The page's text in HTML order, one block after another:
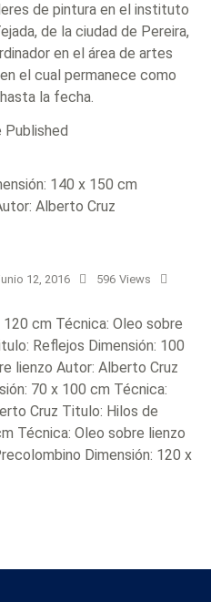
de pintura en el instituto
de la ciudad de Pereira,
en el área de artes
el cual permanece como
la fecha.
junio 12, 2016 596 Views
cm Técnica: Oleo sobre
Reflejos Dimensión: 100
lienzo Autor: Alberto Cruz
70 x 100 cm Técnica:
Cruz Titulo: Hilos de
Técnica: Oleo sobre lienzo
Dimensión: 120 x